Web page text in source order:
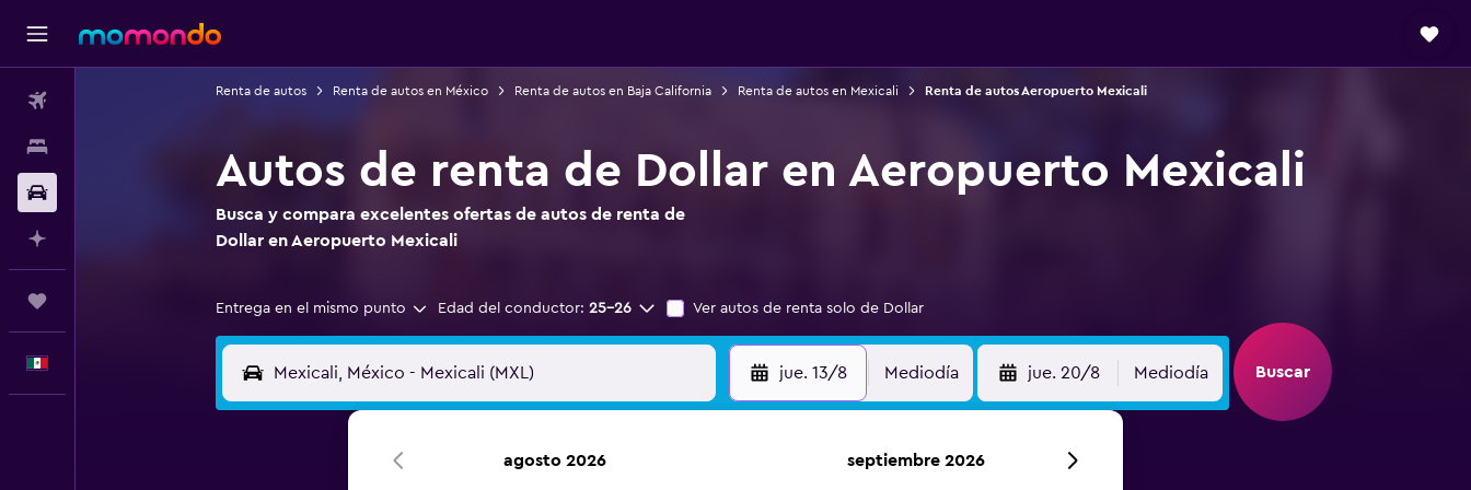
Renta de autos Renta de autos en México Renta de autos en Baja California Renta de autos en Mexicali Renta de autos Aeropuerto Mexicali
Autos de renta de Dollar en Aeropuerto Mexicali
Busca y compara excelentes ofertas de autos de renta de
Dollar en Aeropuerto Mexicali
Entrega en el mismo punto Edad del conductor: 25-26 Ver autos de renta solo de Dollar
jue. 13/8 Mediodía jue. 20/8 Mediodía Buscar
agosto 2026 septiembre 2026